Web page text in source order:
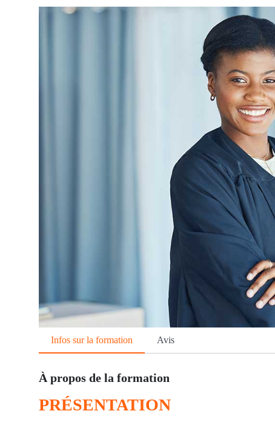
Infos sur la formation Avis
À propos de la formation
PRÉSENTATION